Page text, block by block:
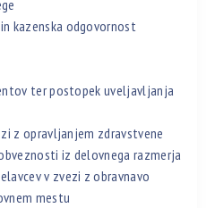
kazenska odgovornost
ter postopek uveljavljanja
z opravljanjem zdravstvene
iz delovnega razmerja
v zvezi z obravnavo
mestu